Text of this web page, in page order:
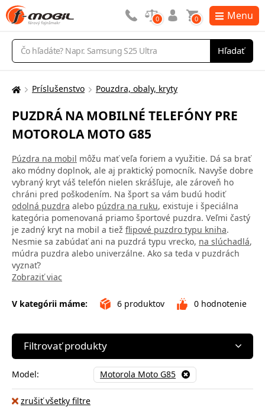
Vyhľadávanie
Hľadať
0 0 Menu
Tu
nachádzate:
Príslušenstvo Pouzdra, obaly, kryty
PUZDRÁ NA MOBILNÉ TELEFÓNY PRE
MOTOROLA MOTO G85
Púzdra na mobil môžu mať veľa foriem a využitie. Dá sa brať
ako módny doplnok, ale aj praktický pomocník. Navyše dobre
vybraný kryt váš telefón nielen skrášľuje, ale zároveň ho
chráni pred poškodením. Na šport sa vám budú hodiť
odolná puzdra alebo púzdra na ruku, existuje i špeciálna
kategória pomenovaná priamo športové puzdra. Veľmi častý
je zadný kryt na mobil a tiež flipové puzdro typu kniha.
Nesmie sa zabúdať ani na puzdrá typu vrecko, na slúchadlá,
múdra puzdra alebo univerzálne. Ako sa teda v puzdrách
vyznať?
Zobraziť viac
V kategórii máme: 6 produktov 0 hodnotenie
Filtrovať produkty
Model: Motorola Moto G85
zrušiť všetky filtre